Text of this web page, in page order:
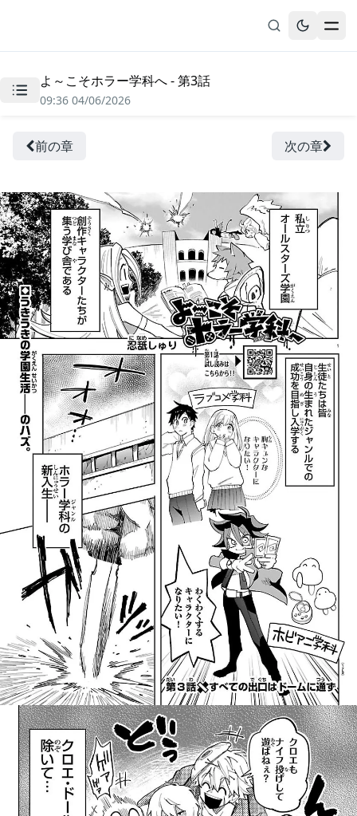
無料漫画
履歴
よ～こそホラー学科へ - 第3話
09:36 04/06/2026
前の章 次の章